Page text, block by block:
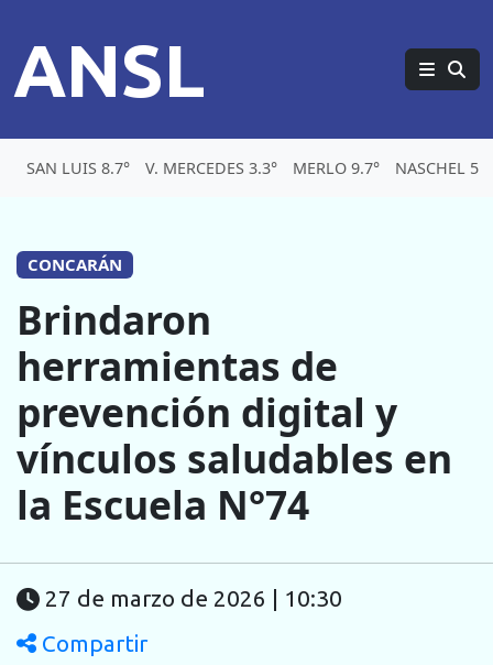
ANSL
SAN LUIS 8.7° V. MERCEDES 3.3° MERLO 9.7° NASCHEL
CONCARÁN
Brindaron
herramientas de
prevención digital y
vínculos saludables en
la Escuela N°74
27 de marzo de 2026 | 10:30
Compartir